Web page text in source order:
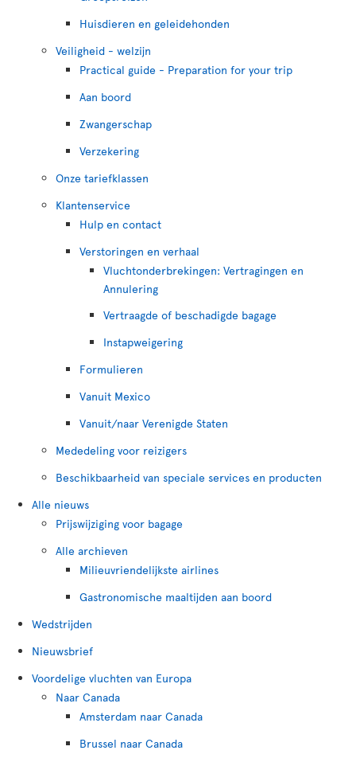
Huisdieren en geleidehonden
Veiligheid - welzijn
Practical guide - Preparation for your trip
Aan boord
Zwangerschap
Verzekering
Onze tariefklassen
Klantenservice
Hulp en contact
Verstoringen en verhaal
Vluchtonderbrekingen: Vertragingen en
Annulering
Vertraagde of beschadigde bagage
Instapweigering
Formulieren
Vanuit Mexico
Vanuit/naar Verenigde Staten
Mededeling voor reizigers
Beschikbaarheid van speciale services en producten
Alle nieuws
Prijswijziging voor bagage
Alle archieven
Milieuvriendelijkste airlines
Gastronomische maaltijden aan boord
Wedstrijden
Nieuwsbrief
Voordelige vluchten van Europa
Naar Canada
Amsterdam naar Canada
Brussel naar Canada